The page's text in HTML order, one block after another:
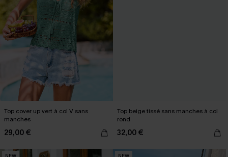
Top cover up vert à col V sans
manches
29,00 €
Top beige tissé sans manches à col
rond
32,00 €
NEW NEW